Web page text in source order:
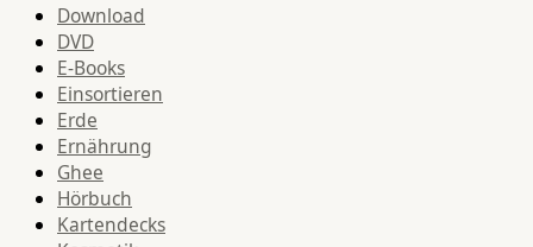
Download
DVD
E-Books
Einsortieren
Erde
Ernährung
Ghee
Hörbuch
Kartendecks